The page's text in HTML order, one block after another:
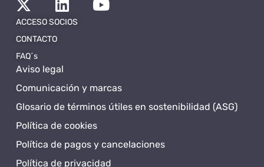
Aviso legal
Comunicación y marcas
Glosario de términos útiles en sostenibilidad (ASG)
Política de cookies
Política de pagos y cancelaciones
Política de privacidad
ACCESO SOCIOS
CONTACTO
FAQ´s